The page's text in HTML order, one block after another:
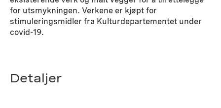
for utsmykningen. Verkene er kjøpt for
stimuleringsmidler fra Kulturdepartementet under
covid-19.
Detaljer